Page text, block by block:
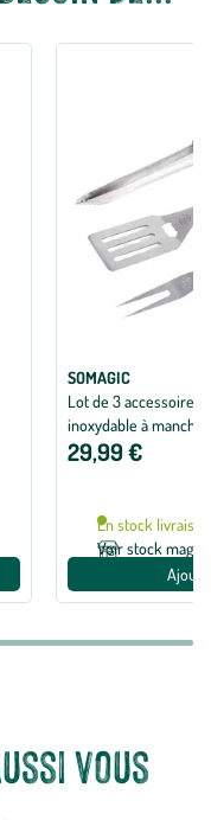
SOMAGIC
Lot de 3 accessoires
inoxydable à manche
29,99 €
En stock livraison
Voir stock
vous